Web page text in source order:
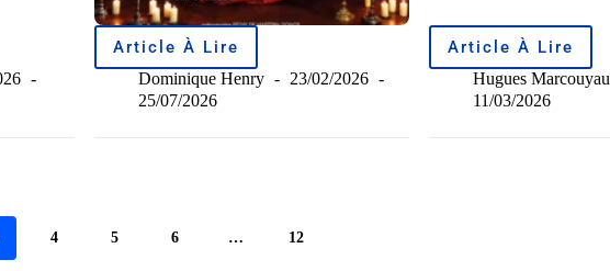
Article À Lire
Dominique Henry
23/02/2026
25/07/2026
Article À Lire
Hugues Marcouyau
11/03/2026
4 5 6 … 12